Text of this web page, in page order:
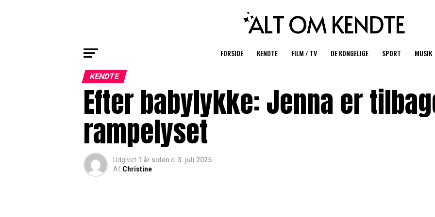
FORSIDE KENDTE FILM / TV DE KONGELIGE SPORT MUSIK
KENDTE
Efter babylykke: Jenna er
rampelyset
Udgivet 1 år siden d. 3. juli 2025
Af Christine